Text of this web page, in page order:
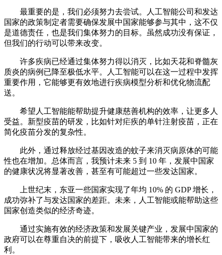
最重要的是，我们必须努力去尝试。人工智能公司和发达
国家的政策制定者需要确保发展中国家能够参与其中，这不仅
是道德责任，也是我们集体努力的目标。虽然成功没有保证，
但我们的行动可以带来改变。
许多疾病已经通过集体努力得以消灭，比如天花和脊髓灰
质炎的病例已降至极低水平。人工智能可以在这一过程中发挥
重要作用，它能够更有效地进行疾病模型分析和优化物流配
送。
希望人工智能能帮助提升健康慈善机构的效率，让更多人
受益。新型疫苗的研发，比如针对疟疾的单针注射疫苗，正在
简化疫苗分发的复杂性。
此外，通过释放经过基因改造的蚊子来消灭病原体的可能
性也在增加。总体而言，我预计未来 5 到 10 年，发展中国家
的健康状况将显著改善，甚至有可能超过一些发达国家。
上世纪末，东亚一些国家实现了年均 10% 的 GDP 增长，
成功弥补了与发达国家的差距。未来，人工智能或能帮助这些
国家创造类似的经济奇迹。
通过实施有效的经济政策和发展关键产业，发展中国家的
政府可以在尊重自决的前提下，吸收人工智能带来的增长红
利。